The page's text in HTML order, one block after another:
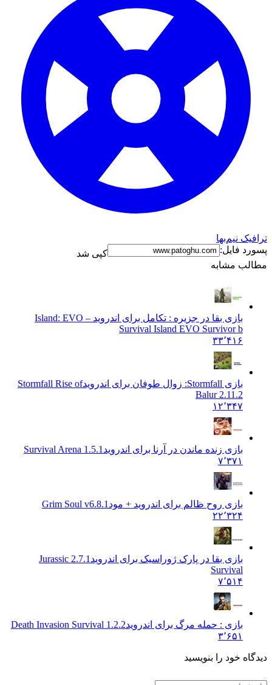
ترافیک نیم‌بها
پسورد فایل:
کپی شد
مطالب مشابه
بازی بقا در جزیره : تکامل برای اندروید Island: EVO –
Survival Island EVO Survivor b
۳۳٬۴۱۶
بازی Stormfall: زوال طوفان برای اندروید
Stormfall Rise of
Balur 2.11.2
۱۲٬۳۴۷
بازی زنده ماندن در آرنا برای اندروید Survival Arena 1.5.1
۷٬۳۷۱
بازی روح ظالم برای اندروید + مود Grim Soul v6.8.1
۲۲٬۳۲۴
بازی بقا در پارک ژوراسیک برای اندروید
2.7.1 Jurassic
Survival
۷٬۵۱۴
بازی : حمله مرگ برای اندرویدDeath Invasion Survival 1.2.2
۳٬۶۵۱
دیدگاه خود را بنویسید